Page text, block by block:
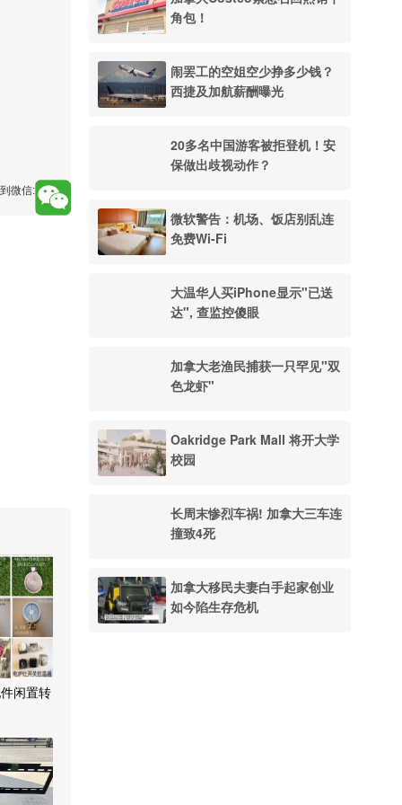
角包！
闹罢工的空姐空少挣多少钱？
西捷及加航薪酬曝光
20多名中国游客被拒登机！安
保做出歧视动作？
微软警告：机场、饭店别乱连
免费Wi-Fi
大温华人买iPhone显示"已送
达", 查监控傻眼
加拿大老渔民捕获一只罕见"双
色龙虾"
Oakridge Park Mall 将开大学
校园
长周末惨烈车祸! 加拿大三车连
撞致4死
加拿大移民夫妻白手起家创业
如今陷生存危机
微信:
闲置转